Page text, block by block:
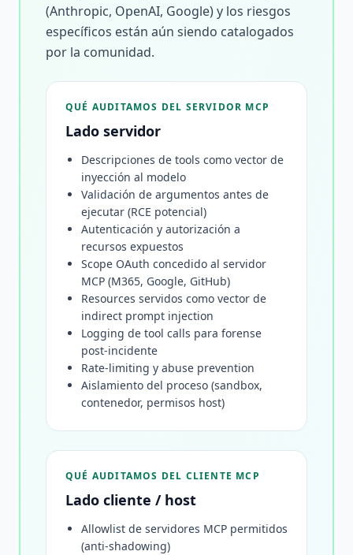
(Anthropic, OpenAI, Google) y los riesgos
específicos están aún siendo catalogados
por la comunidad.
QUÉ AUDITAMOS DEL SERVIDOR MCP
Lado servidor
Descripciones de tools como vector de
inyección al modelo
Validación de argumentos antes de
ejecutar (RCE potencial)
Autenticación y autorización a
recursos expuestos
Scope OAuth concedido al servidor
MCP (M365, Google, GitHub)
Resources servidos como vector de
indirect prompt injection
Logging de tool calls para forense
post-incidente
Rate-limiting y abuse prevention
Aislamiento del proceso (sandbox,
contenedor, permisos host)
QUÉ AUDITAMOS DEL CLIENTE MCP
Lado cliente / host
Allowlist de servidores MCP permitidos
(anti-shadowing)